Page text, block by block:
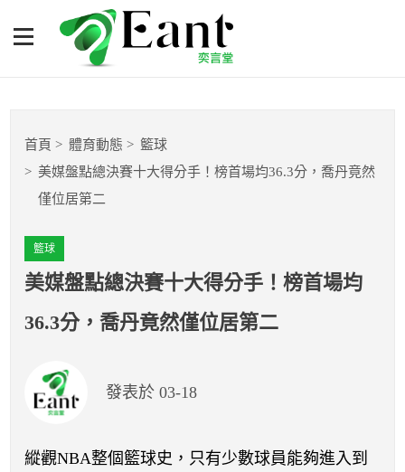
美媒盤點總決賽十大得分
手！榜首場均36.3分，喬丹
籃球
棒球
球隊數據
開賽列表
運彩教學專區
首頁 體育動態
籃球
美媒盤點總決賽十大得分手！榜首場均36.3分，喬丹竟然
僅位居第二
籃球
美媒盤點總決賽十大得分手！榜首場均
36.3分，喬丹竟然僅位居第二
發表於 03-18
縱觀NBA整個籃球史，只有少數球員能夠進入到